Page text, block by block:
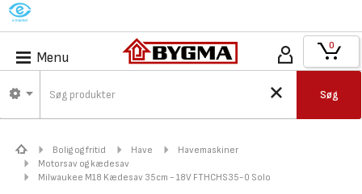
M
Menu
Søg
0
Bolig og fritid Have
Havemaskiner
Motorsav og kædesav
Milwaukee M18 Kædesav 35cm - 18V FTHCHS35-0 Solo